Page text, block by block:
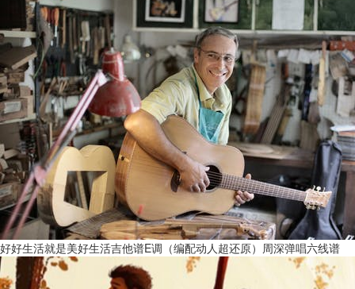
好好生活就是美好生活吉他谱E调（编配动人超还原）周深弹唱六线谱